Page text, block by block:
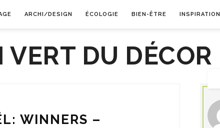
ARCHI/DESIGN ÉCOLOGIE BIEN-ÊTRE INSPIRATION
WINNERS –